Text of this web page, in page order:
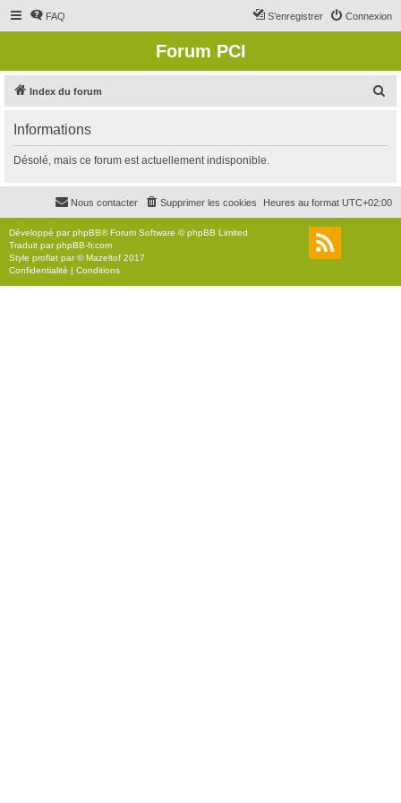
FAQ Connexion
S’enregistrer
Forum PCI
Index du forum
r
c
r
Informations
Désolé, mais ce forum est actuellement indisponible.
Heures au format UTC+02:00
Supprimer les cookies
Nous contacter
Développé parphpBB® Forum Software © phpBB Limited
Traduit parphpBB-fr.com
Style proflat par ©Mazeltof 2017
Confidentialité | Conditions